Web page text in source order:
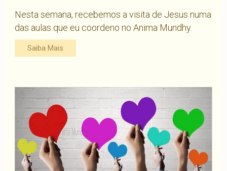
Nesta semana, recebemos a visita de Jesus numa
das aulas que eu coordeno no Anima Mundhy.
Saiba Mais